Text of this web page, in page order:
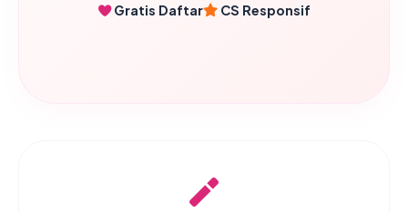
Gratis Daftar CS Responsif